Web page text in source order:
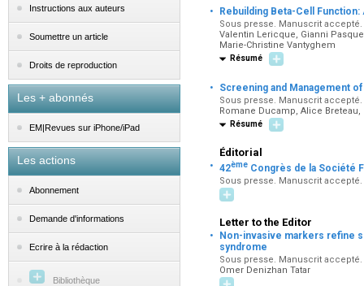
Instructions aux auteurs
Soumettre un article
Droits de reproduction
Les + abonnés
EM|Revues sur iPhone/iPad
Les actions
Abonnement
Demande d'informations
Ecrire à la rédaction
Bibliothèque
· Rebuilding Beta-Cell
Sous presse. Manuscrit
Valentin Lericque, Gianni
Marie-Christine Vantyghem
Résumé
· Screening and Management
Sous presse. Manuscrit
Romane Ducamp, Alice
Résumé
Éditorial
· 42ème Congrès de la Société
Sous presse. Manuscrit
Letter to the Editor
·
Non-invasive markers refine
syndrome
Sous presse. Manuscrit
Omer Denizhan Tatar